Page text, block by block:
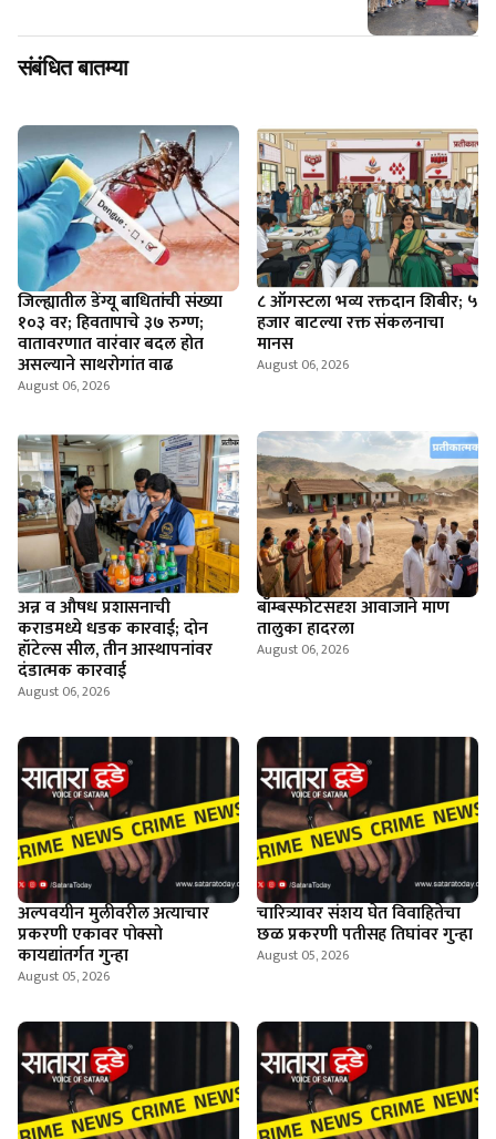
संबंधित बातम्या
जिल्ह्यातील डेंग्यू बाधितांची संख्या
१०३ वर; हिवतापाचे ३७ रुग्ण;
वातावरणात वारंवार बदल होत
असल्याने साथरोगांत वाढ
August 06, 2026
८ ऑगस्टला भव्य रक्तदान शिबीर; ५
हजार बाटल्या रक्त संकलनाचा
मानस
August 06, 2026
अन्न व औषध प्रशासनाची
कराडमध्ये धडक कारवाई; दोन
हॉटेल्स सील, तीन आस्थापनांवर
दंडात्मक कारवाई
August 06, 2026
बॉम्बस्फोटसदृश आवाजाने माण
तालुका हादरला
August 06, 2026
अल्पवयीन मुलीवरील अत्याचार
प्रकरणी एकावर पोक्सो
कायद्यांतर्गत गुन्हा
August 05, 2026
चारित्र्यावर संशय घेत विवाहितेचा
छळ प्रकरणी पतीसह तिघांवर गुन्हा
August 05, 2026